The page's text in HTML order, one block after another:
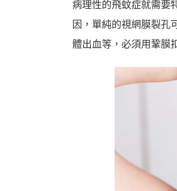
病理性的飛蚊症就需要
因，單純的視網膜裂孔
體出血等，必須用鞏膜